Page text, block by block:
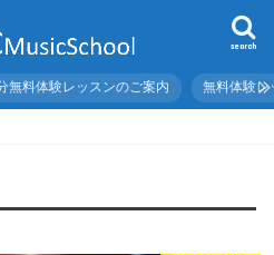
search
無料体験レッスンのご案内 無料体験レ